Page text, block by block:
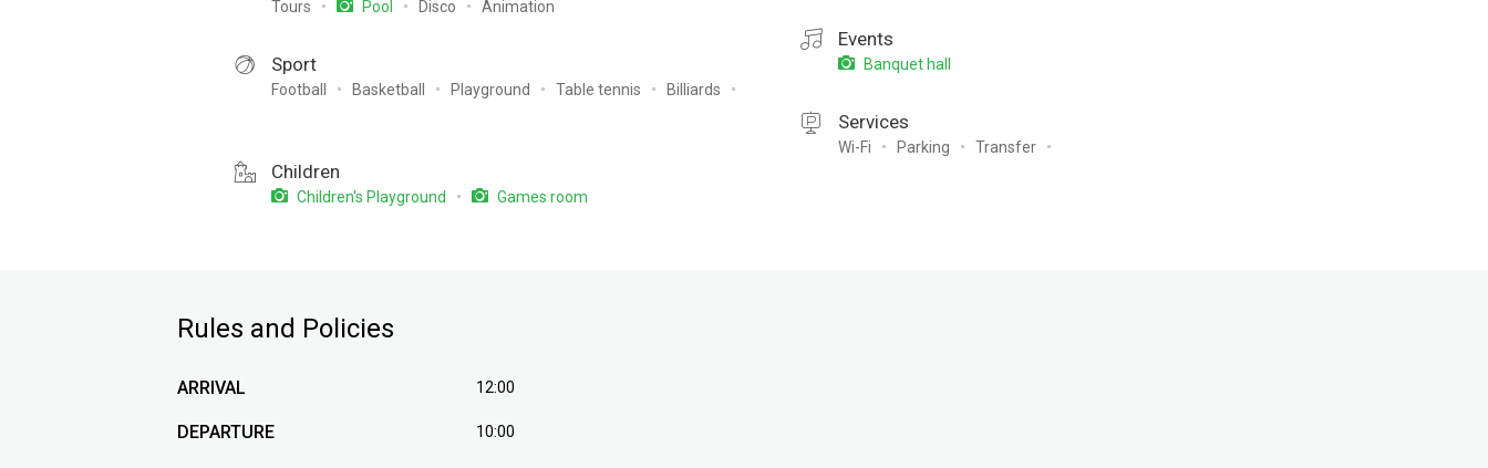
Tours
Pool Disco Animation
Sport
Football Basketball Playground Table tennis Billiards
Children
Children's Playground Games room
Events
Banquet hall
Services
Wi-Fi Parking Transfer
Rules and Policies
ARRIVAL 12:00
DEPARTURE 10:00